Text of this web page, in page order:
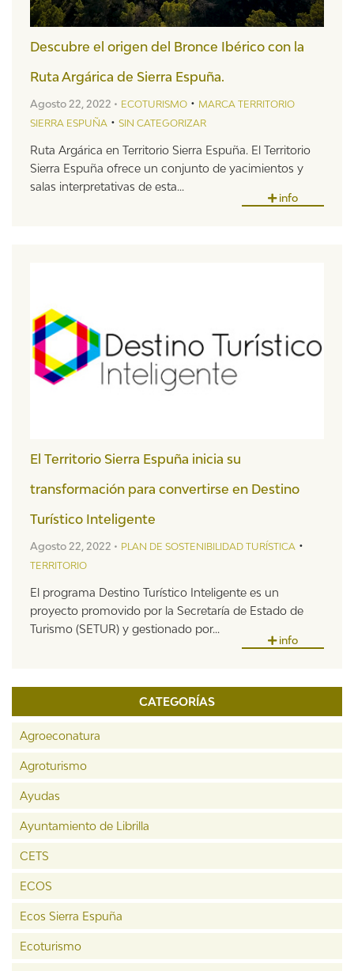
Descubre el origen del Bronce Ibérico con la
Ruta Argárica de Sierra Espuña.
Agosto 22, 2022 • ECOTURISMO • MARCA TERRITORIO
SIERRA ESPUÑA • SIN CATEGORIZAR
Ruta Argárica en Territorio Sierra Espuña. El Territorio
Sierra Espuña ofrece un conjunto de yacimientos y
salas interpretativas de esta...
info
El Territorio Sierra Espuña inicia su
transformación para convertirse en Destino
Turístico Inteligente
Agosto 22, 2022 • PLAN DE SOSTENIBILIDAD TURÍSTICA •
TERRITORIO
El programa Destino Turístico Inteligente es un
proyecto promovido por la Secretaría de Estado de
Turismo (SETUR) y gestionado por...
info
CATEGORÍAS
Agroeconatura
Agroturismo
Ayudas
Ayuntamiento de Librilla
CETS
ECOS
Ecos Sierra Espuña
Ecoturismo